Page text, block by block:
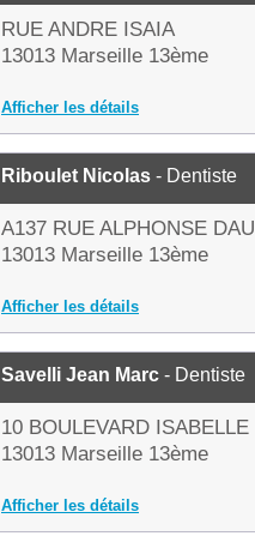
RUE ANDRE ISAIA
13013 Marseille 13ème
Afficher les détails
Riboulet Nicolas - Dentiste
A137 RUE ALPHONSE
13013 Marseille 13ème
Afficher les détails
Savelli Jean Marc - Dentiste
10 BOULEVARD ISABELLE
13013 Marseille 13ème
Afficher les détails